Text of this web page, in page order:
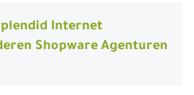
Internet
Shopware Agenturen